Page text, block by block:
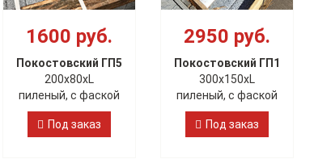
1600 руб.
Покостовский ГП5
200х80xL
пиленый, с фаской
Под заказ
2950 руб.
Покостовский ГП1
300х150хL
пиленый, с фаской
Под заказ